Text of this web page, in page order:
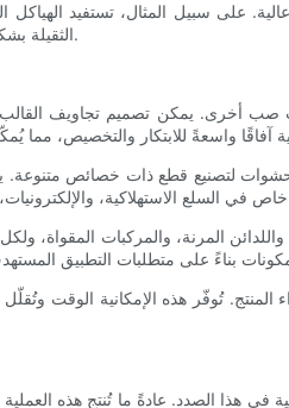
على سبيل المثال، تستفيد الهياكل
الثقيلة بشكل كبير من المتانة المُحسّنة التي توفرها عملية صب الضغط.
أخرى. يمكن تصميم تجاويف القالب
لتصنيع قطع ذات خصائص متنوعة.
المرنة، والمركبات المقواة،
تُوفّر هذه الإمكانية الوقت
هذا الصدد. عادةً ما تُنتج هذه العملية